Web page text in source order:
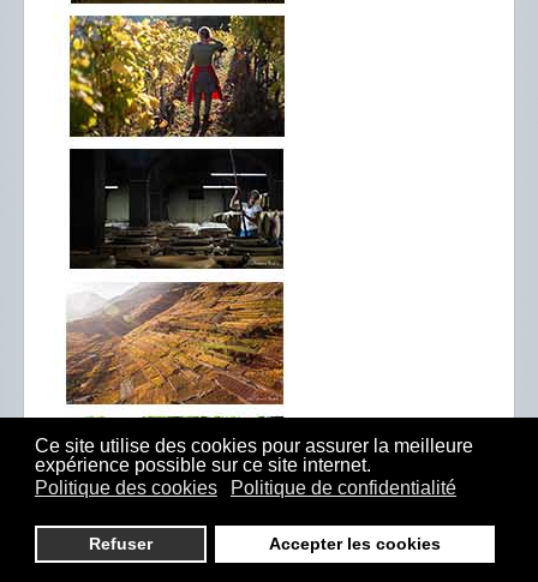
Ce site utilise des cookies pour assurer la meilleure
expérience possible sur ce site internet.
Politique des cookies
Politique de confidentialité
Refuser Accepter les cookies